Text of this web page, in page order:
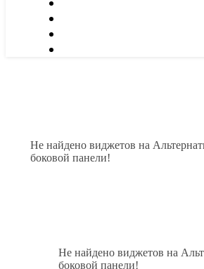
Не найдено виджетов на
боковой панели!
Не найдено виджетов на
боковой панели!